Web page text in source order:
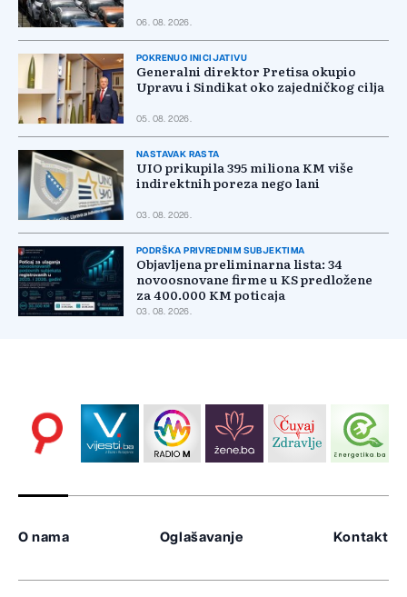
06. 08. 2026.
POKRENUO INICIJATIVU
Generalni direktor Pretisa okupio
Upravu i Sindikat oko zajedničkog cilja
05. 08. 2026.
NASTAVAK RASTA
UIO prikupila 395 miliona KM više
indirektnih poreza nego lani
03. 08. 2026.
PODRŠKA PRIVREDNIM SUBJEKTIMA
Objavljena preliminarna lista: 34
novoosnovane firme u KS predložene
za 400.000 KM poticaja
03. 08. 2026.
O nama Oglašavanje Kontakt